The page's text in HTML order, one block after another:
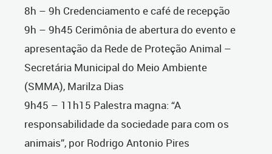
8h – 9h Credenciamento e café de recepção
9h – 9h45 Cerimônia de abertura do evento e
apresentação da Rede de Proteção Animal –
Secretária Municipal do Meio Ambiente
(SMMA), Marilza Dias
9h45 – 11h15 Palestra magna: “A
responsabilidade da sociedade para com os
animais”, por Rodrigo Antonio Pires